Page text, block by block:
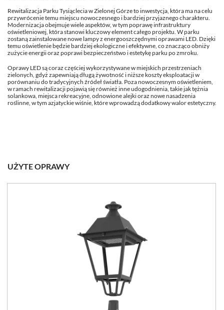
Rewitalizacja Parku Tysiąclecia w Zielonej Górze to inwestycja, która ma na celu
przywrócenie temu miejscu nowoczesnego i bardziej przyjaznego charakteru.
Modernizacja obejmuje wiele aspektów, w tym poprawę infrastruktury
oświetleniowej, która stanowi kluczowy element całego projektu. W parku
zostaną zainstalowane nowe lampy z energooszczędnymi oprawami LED. Dzięki
temu oświetlenie będzie bardziej ekologiczne i efektywne, co znacząco obniży
zużycie energii oraz poprawi bezpieczeństwo i estetykę parku po zmroku.
Oprawy LED są coraz częściej wykorzystywane w miejskich przestrzeniach
zielonych, gdyż zapewniają długą żywotność i niższe koszty eksploatacji w
porównaniu do tradycyjnych źródeł światła. Poza nowoczesnym oświetleniem,
w ramach rewitalizacji pojawią się również inne udogodnienia, takie jak tężnia
solankowa, miejsca rekreacyjne, odnowione alejki oraz nowe nasadzenia
roślinne, w tym azjatyckie wiśnie, które wprowadzą dodatkowy walor estetyczny.
UŻYTE OPRAWY